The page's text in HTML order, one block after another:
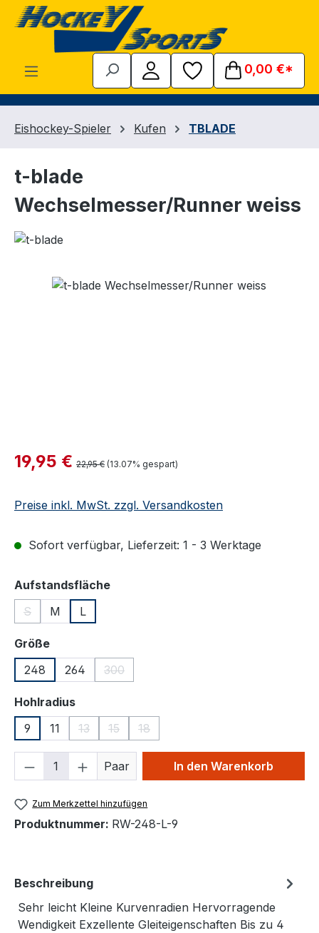
Zum Hauptinhalt springen
0,00 €*
Eishockey-Spieler Kufen TBLADE
t-blade
Wechselmesser/Runner weiss
Bildergalerie überspringen
Verkaufspreis:
19,95 € Regulärer Preis:
22,95 € (13.07% gespart)
Preise inkl. MwSt. zzgl. Versandkosten
Sofort verfügbar, Lieferzeit: 1 - 3 Werktage
Aufstandsflächeauswählen
S
(Diese Option ist zurzeit nicht verfügbar.)
M L
Größeauswählen
248
264 300
(Diese Option ist zurzeit nicht verfügbar.)
Hohlradiusauswählen
9
11 13
(Diese Option ist zurzeit nicht verfügbar.)
15
(Diese Option ist zurzeit nicht verfügbar.)
18
(Diese Option ist zurzeit nicht
Produkt Anzahl: Gib den
Paar In den Warenkorb
Zum Merkzettel hinzufügen
Produktnummer: RW-248-L-9
Beschreibung
Sehr leicht Kleine Kurvenradien Hervorragende
Wendigkeit Exzellente Gleiteigenschaften Bis zu 4